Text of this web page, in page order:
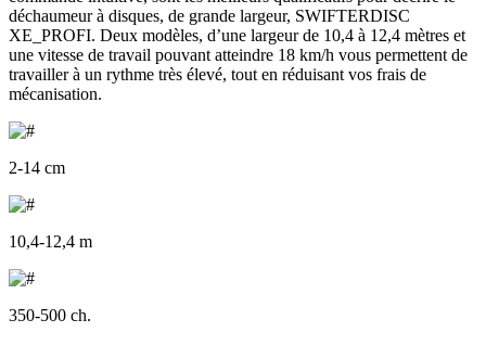
déchaumeur à disques, de grande largeur, SWIFTERDISC
XE_PROFI. Deux modèles, d’une largeur de 10,4 à 12,4 mètres et
une vitesse de travail pouvant atteindre 18 km/h vous permettent de
travailler à un rythme très élevé, tout en réduisant vos frais de
mécanisation.
2-14 cm
10,4-12,4 m
350-500 ch.